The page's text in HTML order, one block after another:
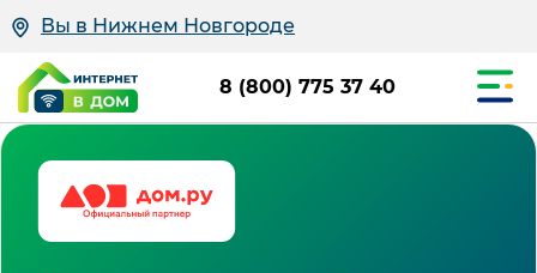
Вы в Нижнем Новгороде
8 (800) 775 37 40